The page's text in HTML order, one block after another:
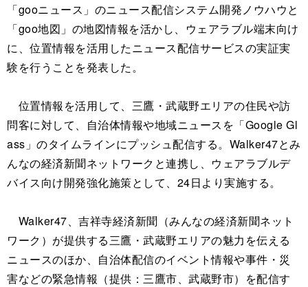
「gooニュース」のニュース配信システム開発ノウハウと
「goo地図」の地図情報を活かし、ウェアラブル端末向け
に、位置情報を活用したニュース配信サービスの実証実
験を行うことを発表した。
位置情報を活用して、三鷹・武蔵野エリアの住民や訪
問客に対して、自治体情報や地域ニュースを「Google Gl
ass」のタイムラインにプッシュ配信する。Walker47とみ
んなの経済新聞ネットワークと連携し、ウェアラブルデ
バイス向け開発強化施策として、24日より実施する。
Walker47、吉祥寺経済新聞（みんなの経済新聞ネット
ワーク）が提供する三鷹・武蔵野エリアの魅力を伝える
ニュースのほか、自治体配信のイベント情報や事件・災
害などの緊急情報（提供：三鷹市、武蔵野市）を配信す